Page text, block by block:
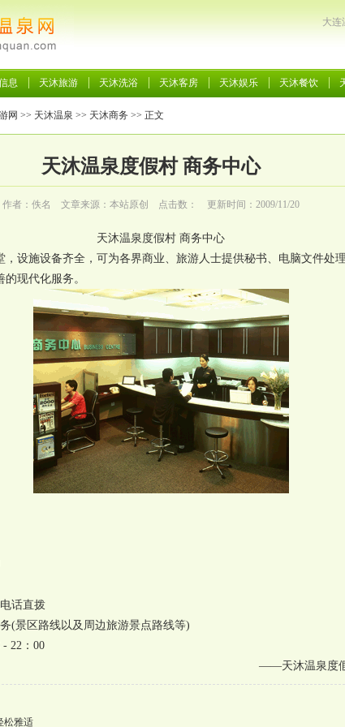
大连
息 天沐旅游 天沐洗浴 天沐客房 天沐娱乐 天沐餐饮
网 >> 天沐温泉 >> 天沐商务 >> 正文
天沐温泉度假村 商务中心
作者：佚名 文章来源：本站原创 点击数： 更新时间：2009/11/20
天沐温泉度假村 商务中心
，设施设备齐全，可为各界商业、旅游人士提供秘书、电脑文件处
现代化服务。
话直拨
景区路线以及周边旅游景点路线等)
- 22：00
——天沐温泉度
松雅适